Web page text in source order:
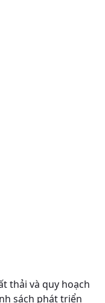
thải và quy hoạch
sách phát triển